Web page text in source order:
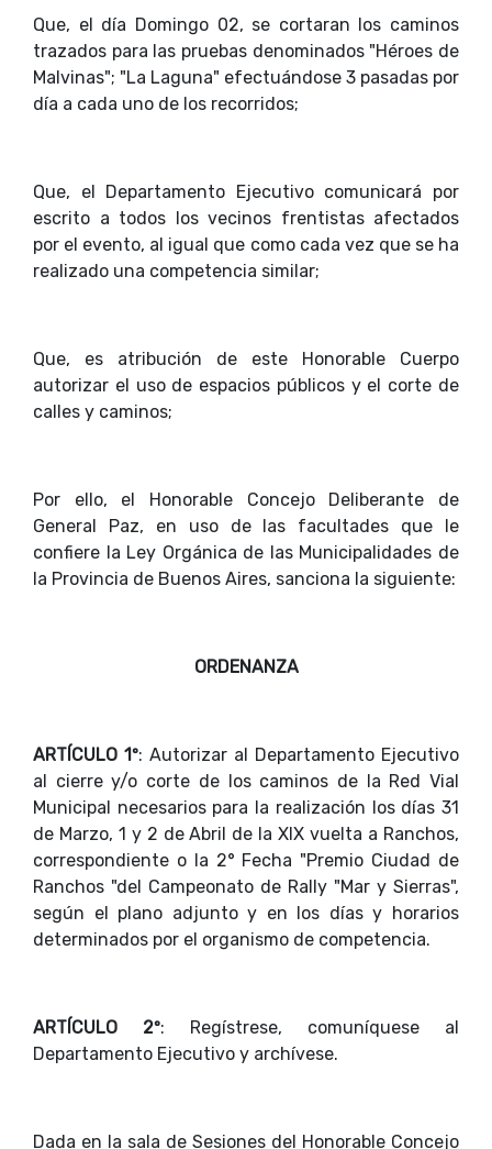
Que, el día Domingo 02, se cortaran los caminos
trazados para las pruebas denominados "Héroes de
Malvinas"; "La Laguna" efectuándose 3 pasadas por
día a cada uno de los recorridos;
Que, el Departamento Ejecutivo comunicará por
escrito a todos los vecinos frentistas afectados
por el evento, al igual que como cada vez que se ha
realizado una competencia similar;
Que, es atribución de este Honorable Cuerpo
autorizar el uso de espacios públicos y el corte de
calles y caminos;
Por ello, el Honorable Concejo Deliberante de
General Paz, en uso de las facultades que le
confiere la Ley Orgánica de las Municipalidades de
la Provincia de Buenos Aires, sanciona la siguiente:
ORDENANZA
ARTÍCULO 1º: Autorizar al Departamento Ejecutivo
al cierre y/o corte de los caminos de la Red Vial
Municipal necesarios para la realización los días 31
de Marzo, 1 y 2 de Abril de la XIX vuelta a Ranchos,
correspondiente o la 2° Fecha "Premio Ciudad de
Ranchos "del Campeonato de Rally "Mar y Sierras",
según el plano adjunto y en los días y horarios
determinados por el organismo de competencia.
ARTÍCULO 2º: Regístrese, comuníquese al
Departamento Ejecutivo y archívese.
Dada en la sala de Sesiones del Honorable Concejo